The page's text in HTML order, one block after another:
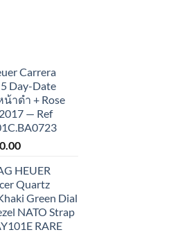
Carrera
Day-Date
น้าดำ + Rose
— Ref
HEUER
Quartz
Green Dial
NATO Strap
RARE